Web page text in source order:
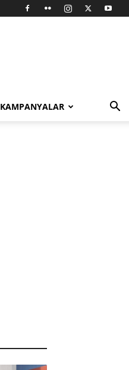
KAMPANYALAR